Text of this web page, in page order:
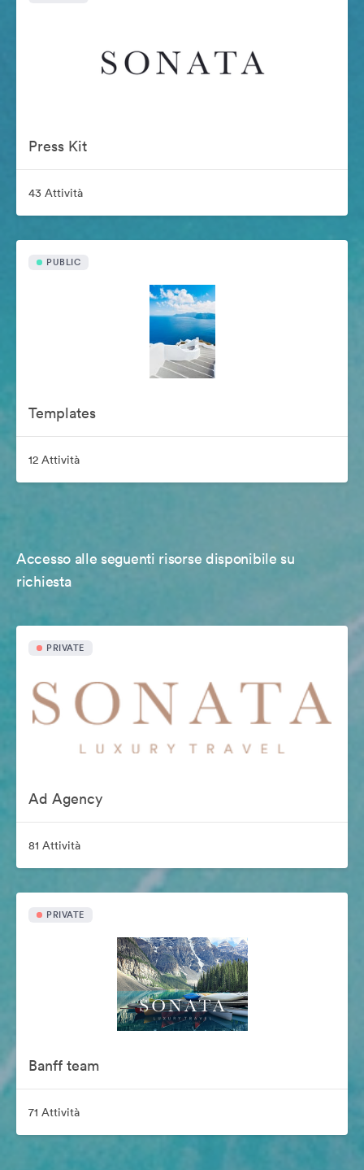
Press Kit
43 Attività
PUBLIC
Templates
12 Attività
Accesso alle seguenti risorse disponibile su
richiesta
PRIVATE
Ad Agency
81 Attività
PRIVATE
Banff team
71 Attività